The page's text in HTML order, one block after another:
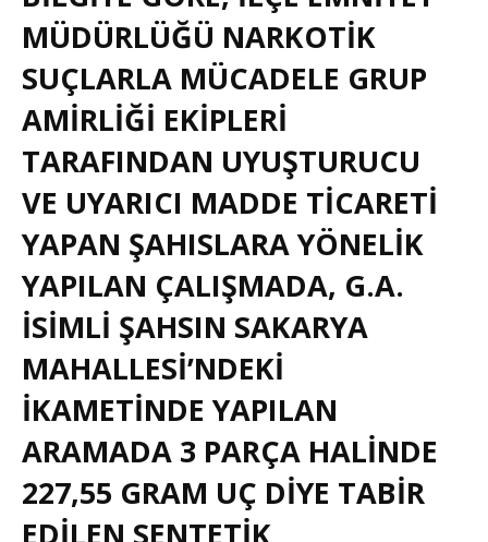
MÜDÜRLÜĞÜ NARKOTIK
SUÇLARLA MÜCADELE GRUP
AMIRLIĞI EKIPLERI
TARAFINDAN UYUŞTURUCU
VE UYARICI MADDE TICARETI
YAPAN ŞAHISLARA YÖNELIK
YAPILAN ÇALIŞMADA, G.A.
ISIMLI ŞAHSIN SAKARYA
MAHALLESI’NDEKI
IKAMETINDE YAPILAN
ARAMADA 3 PARÇA HALINDE
227,55 GRAM UÇ DIYE TABIR